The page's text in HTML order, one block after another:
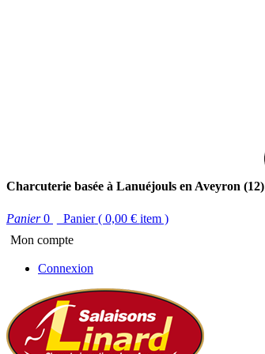
Charcuterie basée à Lanuéjouls en Aveyron (12)
Panier 0 Panier ( 0,00 € item )
Mon compte
Connexion